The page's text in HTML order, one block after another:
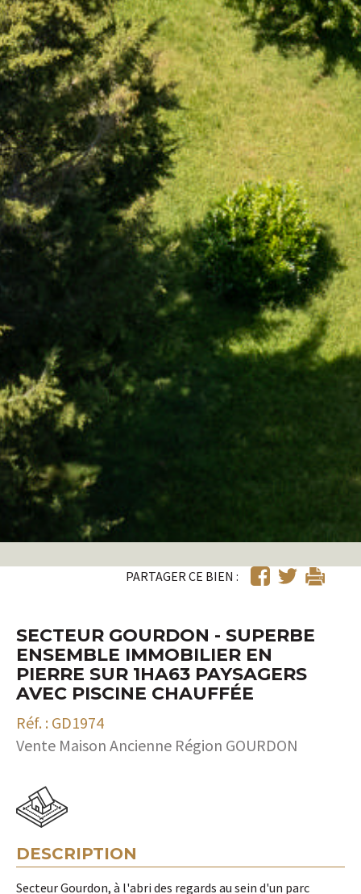
PARTAGER CE BIEN :
SECTEUR GOURDON - SUPERBE
ENSEMBLE IMMOBILIER EN
PIERRE SUR 1HA63 PAYSAGERS
AVEC PISCINE CHAUFFÉE
Réf. : GD1974
Vente Maison Ancienne Région GOURDON
DESCRIPTION
Secteur Gourdon, à l'abri des regards au sein d'un parc